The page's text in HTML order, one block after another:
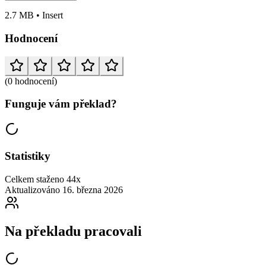
2.7 MB • Insert
Hodnocení
(0 hodnocení)
Funguje vám překlad?
Statistiky
Celkem staženo 44x
Aktualizováno 16. března 2026
Na překladu pracovali